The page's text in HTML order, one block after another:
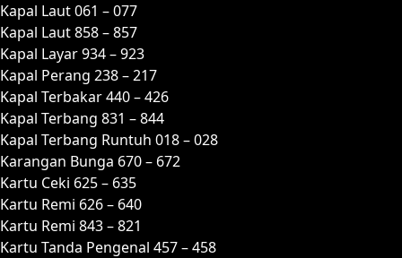
Kapal Laut 061 – 077
Kapal Laut 858 – 857
Kapal Layar 934 – 923
Kapal Perang 238 – 217
Kapal Terbakar 440 – 426
Kapal Terbang 831 – 844
Kapal Terbang Runtuh 018 – 028
Karangan Bunga 670 – 672
Kartu Ceki 625 – 635
Kartu Remi 626 – 640
Kartu Remi 843 – 821
Kartu Tanda Pengenal 457 – 458